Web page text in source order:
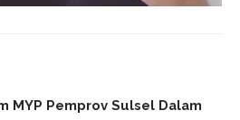
MYP Pemprov Sulsel Dalam